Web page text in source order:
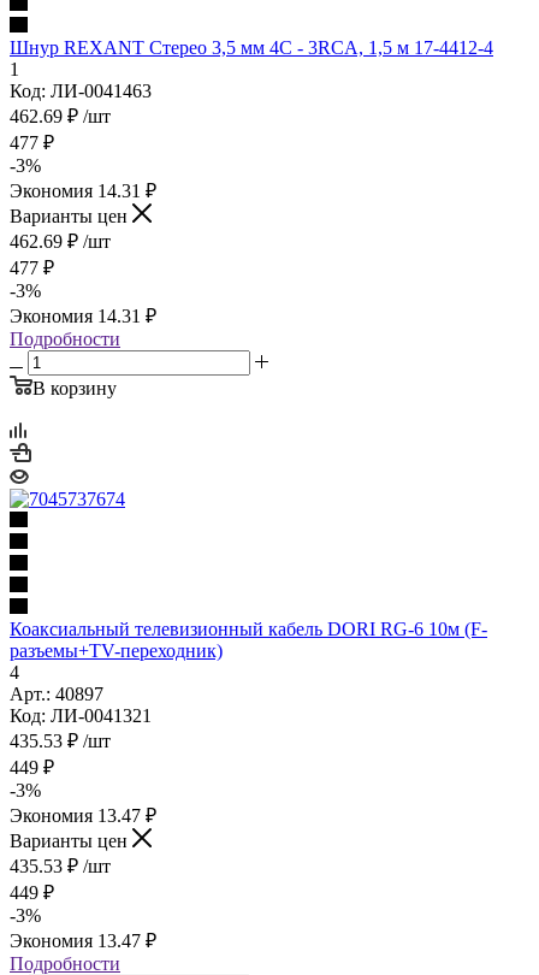
Шнур REXANT Стерео 3,5 мм 4C - 3RCA, 1,5 м 17-4412-4
1
Код: ЛИ-0041463
462.69 ₽ /шт
477 ₽
-3%
Экономия 14.31 ₽
Варианты цен
462.69 ₽ /шт
477 ₽
-3%
Экономия 14.31 ₽
Подробности
В корзину
Коаксиальный телевизионный кабель DORI RG-6 10м (F-
разъемы+TV-переходник)
4
Арт.: 40897
Код: ЛИ-0041321
435.53 ₽ /шт
449 ₽
-3%
Экономия 13.47 ₽
Варианты цен
435.53 ₽ /шт
449 ₽
-3%
Экономия 13.47 ₽
Подробности